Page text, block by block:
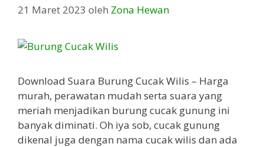
21 Maret 2023 oleh Zona Hewan
Download Suara Burung Cucak Wilis – Harga
murah, perawatan mudah serta suara yang
meriah menjadikan burung cucak gunung ini
banyak diminati. Oh iya sob, cucak gunung
dikenal juga dengan nama cucak wilis dan ada